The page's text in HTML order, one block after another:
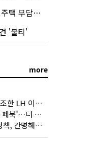
전족'도 불똥
'불티'
more
주택공급 '속도' 강조한 LH 이성훈 "전력질주해야"
한 발 빠른 '김용범 페북'…더 강한 부동산 규제 나오나
쏟아지는 부동산 정책, 간명해져야